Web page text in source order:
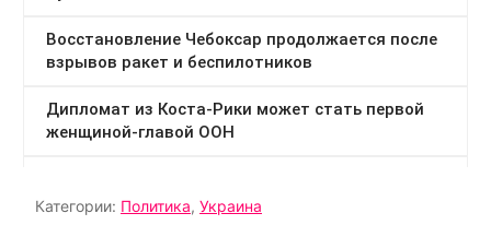
Категории: Политика, Украина